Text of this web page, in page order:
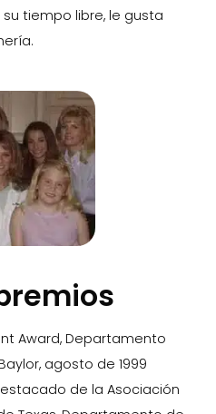
su tiempo libre, le gusta
Award, Departamento
agosto de 1999
de la Asociación